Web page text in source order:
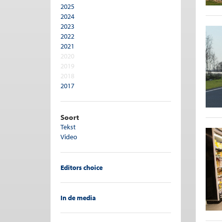
Pensioen
Personeelsbeleid
Publieke sector
Recht en economie
Regulering
Ruimtelijke ordening
Sociale zekerheid
Sport
Transporteconomie
Woningmarkt
2025
2024
2023
2022
2021
2020
2019
2018
2017
2014
2013
2012
2010
2009
Soort
Tekst
Video
Editors choice
In de media